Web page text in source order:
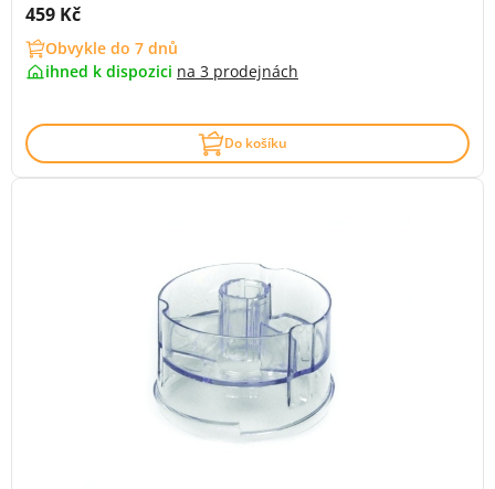
Cena s DPH:
459 Kč
Obvykle do 7 dnů
ihned k dispozici na 3 prodejnách
Do košíku